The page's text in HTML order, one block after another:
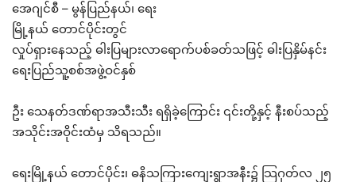
အေဂျင်စီ – မွန်ပြည်နယ်၊ ရေး
မြို့နယ် တောင်ပိုင်းတွင်
လှုပ်ရှားနေသည့် ဓါးပြများလာရောက်ပစ်ခတ်သဖြင့် ဓါးပြနှိမ်နင်း
ရေးပြည်သူ့စစ်အဖွဲ့ဝင်နှစ်
ဦး သေနတ်ဒဏ်ရာအသီးသီး ရရှိခဲ့ကြောင်း ၎င်းတို့နှင့် နီးစပ်သည့်
အသိုင်းအဝိုင်းထံမှ သိရသည်။
ရေးမြို့နယ် တောင်ပိုင်း၊ ဓနိသကြားကျေးရွာအနီး၌ သြဂုတ်လ ၂၅